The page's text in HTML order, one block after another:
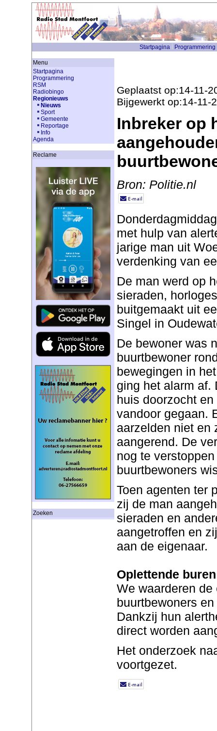
Startpagina Programmering
Menu
Startpagina
Programmering
RSM
Radiobingo
Regionieuws
Nieuws
Sport
Gemeente
Reportage
Info
Agenda
Reclame
Zoeken
Geplaatst op:14-11-
Bijgewerkt op:14-11-
Inbreker op
Bron: Politie.nl
met hulp van
jarige man uit
verdenking van
De man werd op
sieraden,
buitgemaakt uit
Singel in
De bewoner was
buurtbewoner
bewegingen in
ging het alarm af.
huis doorzocht
vandoor gegaan.
aarzelden niet en
aangerend. De
nog te
buurtbewoners
Toen agenten ter
zij de man
sieraden en
aangetroffen en
aan de eigenaar.
Oplettende buren
We waarderen
buurtbewoners
Dankzij hun
direct worden
Het onderzoek
voortgezet.